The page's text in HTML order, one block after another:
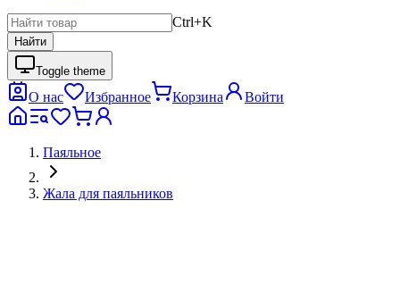
Ctrl+K
Найти
Toggle theme
О нас Избранное Корзина Войти
Паяльное
Жала для паяльников